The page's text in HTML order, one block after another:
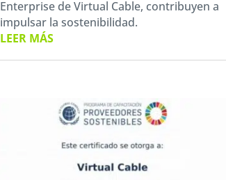
Enterprise de Virtual Cable, contribuyen a
impulsar la sostenibilidad.
LEER MÁS